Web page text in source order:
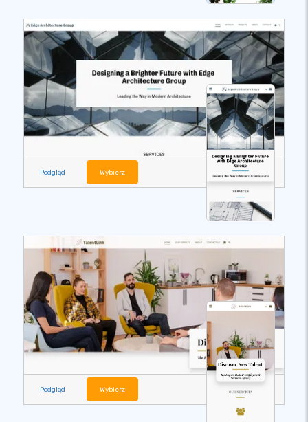
Podgląd Wybierz
Podgląd Wybierz